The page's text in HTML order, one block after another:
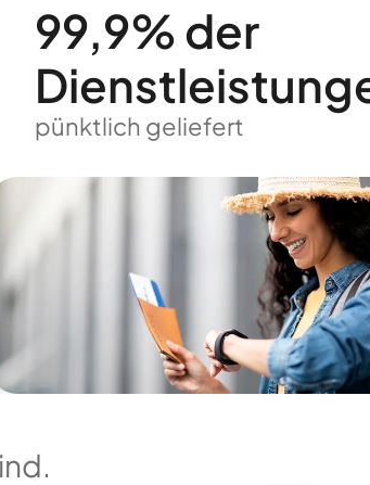
99,9% der
pünktlich geliefert